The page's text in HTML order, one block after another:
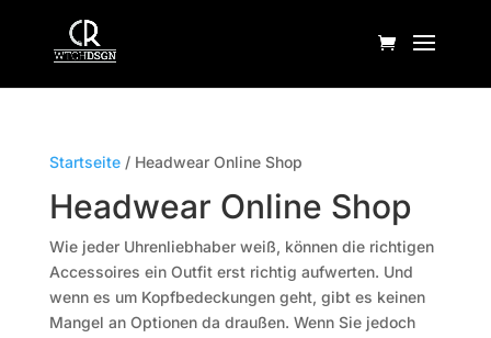
Startseite/ Headwear Online Shop
Headwear Online Shop
Wie jeder Uhrenliebhaber weiß, können die richtigen
Accessoires ein Outfit erst richtig aufwerten. Und
wenn es um Kopfbedeckungen geht, gibt es keinen
Mangel an Optionen da draußen. Wenn Sie jedoch